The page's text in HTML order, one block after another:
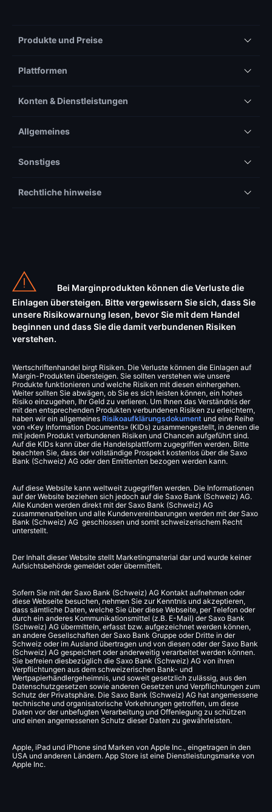
Produkte und Preise
Plattformen
Konten & Dienstleistungen
Allgemeines
Sonstiges
Rechtliche hinweise
Bei Marginprodukten können die Verluste die
Einlagen übersteigen. Bitte vergewissern Sie sich, dass Sie
unsere Risikowarnung lesen, bevor Sie mit dem Handel
beginnen und dass Sie die damit verbundenen Risiken
verstehen.
Wertschriftenhandel birgt Risiken. Die Verluste können die Einlagen auf
Margin-Produkten übersteigen. Sie sollten verstehen wie unsere
Produkte funktionieren und welche Risiken mit diesen einhergehen.
Weiter sollten Sie abwägen, ob Sie es sich leisten können, ein hohes
Risiko einzugehen, Ihr Geld zu verlieren. Um Ihnen das Verständnis der
mit den entsprechenden Produkten verbundenen Risiken zu erleichtern,
haben wir ein allgemeines Risikoaufklärungsdokument und eine Reihe
von «Key Information Documents» (KIDs) zusammengestellt, in denen die
mit jedem Produkt verbundenen Risiken und Chancen aufgeführt sind.
Auf die KIDs kann über die Handelsplattform zugegriffen werden. Bitte
beachten Sie, dass der vollständige Prospekt kostenlos über die Saxo
Bank (Schweiz) AG oder den Emittenten bezogen werden kann.
Auf diese Website kann weltweit zugegriffen werden. Die Informationen
auf der Website beziehen sich jedoch auf die Saxo Bank (Schweiz) AG.
Alle Kunden werden direkt mit der Saxo Bank (Schweiz) AG
zusammenarbeiten und alle Kundenvereinbarungen werden mit der Saxo
Bank (Schweiz) AG geschlossen und somit schweizerischem Recht
unterstellt.
Der Inhalt dieser Website stellt Marketingmaterial dar und wurde keiner
Aufsichtsbehörde gemeldet oder übermittelt.
Sofern Sie mit der Saxo Bank (Schweiz) AG Kontakt aufnehmen oder
diese Webseite besuchen, nehmen Sie zur Kenntnis und akzeptieren,
dass sämtliche Daten, welche Sie über diese Webseite, per Telefon oder
durch ein anderes Kommunikationsmittel (z.B. E-Mail) der Saxo Bank
(Schweiz) AG übermitteln, erfasst bzw. aufgezeichnet werden können,
an andere Gesellschaften der Saxo Bank Gruppe oder Dritte in der
Schweiz oder im Ausland übertragen und von diesen oder der Saxo Bank
(Schweiz) AG gespeichert oder anderweitig verarbeitet werden können.
Sie befreien diesbezüglich die Saxo Bank (Schweiz) AG von ihren
Verpflichtungen aus dem schweizerischen Bank- und
Wertpapierhändlergeheimnis, und soweit gesetzlich zulässig, aus den
Datenschutzgesetzen sowie anderen Gesetzen und Verpflichtungen zum
Schutz der Privatsphäre. Die Saxo Bank (Schweiz) AG hat angemessene
technische und organisatorische Vorkehrungen getroffen, um diese
Daten vor der unbefugten Verarbeitung und Offenlegung zu schützen
und einen angemessenen Schutz dieser Daten zu gewährleisten.
Apple, iPad und iPhone sind Marken von Apple Inc., eingetragen in den
USA und anderen Ländern. App Store ist eine Dienstleistungsmarke von
Apple Inc.